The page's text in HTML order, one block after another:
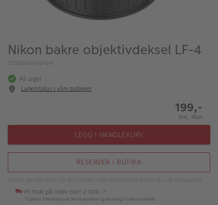
ALBUM
Merker
Inspirasjon
Butikkoversikt
Nikon bakre objektivdeksel LF-4
0018208043484
På lager
Lagerstatus i våre butikker
199,-
Inkl. MVA
LEGG I HANDLEKURV
RESERVER I BUTIKK
Prisen gjelder kun når du handler eller reserverer varen via vår nettbutikk.
Fri frakt på ordre over 2 000,-*
*Gjelder Klimanøytral Servicepakke og levering til våre butikker